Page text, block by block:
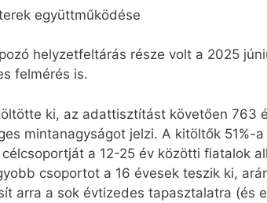
együttműködése
helyzetfeltárás része volt a 2025
felmérés is.
ki, az adattisztítást követően 763
mintanagyságot jelzi. A kitöltők 51%-
a 12-25 év közötti fiatalok
csoportot a 16 évesek teszik ki,
arra a sok évtizedes tapasztalatra (és